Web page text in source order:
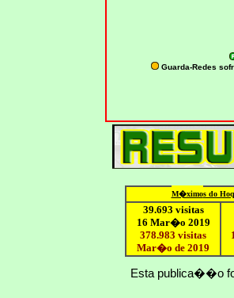
Guarda-Redes
M�ximos do
39.693 visitas
16 Mar�o 2019
378.983 visitas
Mar�o de 2019
Esta publica��o